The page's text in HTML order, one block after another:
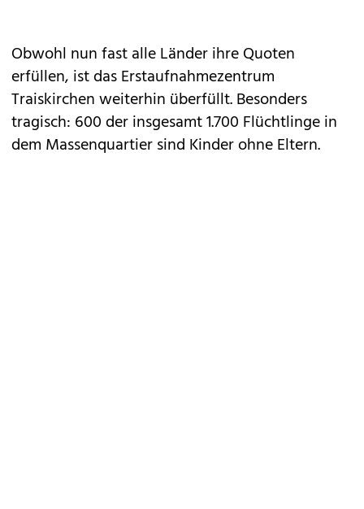
Obwohl nun fast alle Länder ihre Quoten
erfüllen, ist das Erstaufnahmezentrum
Traiskirchen weiterhin überfüllt. Besonders
tragisch: 600 der insgesamt 1.700 Flüchtlinge in
dem Massenquartier sind Kinder ohne Eltern.